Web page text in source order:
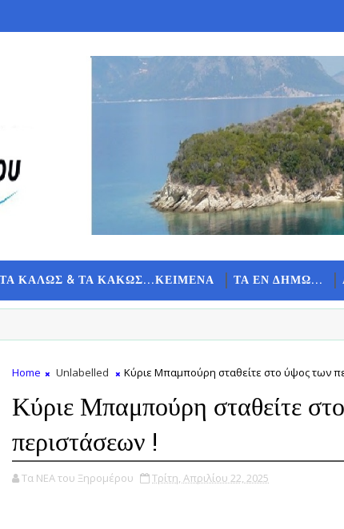
ΤΑ ΚΑΛΩΣ & ΤΑ ΚΑΚΩΣ...ΚΕΙΜΕΝΑ ΤΑ ΕΝ ΔΗΜΩ...
Home Unlabelled Κύριε Μπαμπούρη σταθείτε στο ύψος των
Κύριε Μπαμπούρη σταθείτε
περιστάσεων !
Τα ΝΕΑ του Ξηρομέρου Τρίτη, Απριλίου 22, 2025